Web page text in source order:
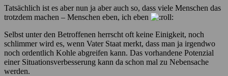
Tatsächlich ist es aber nun ja aber auch so, dass viele Menschen das
trotzdem machen – Menschen eben, ich eben
Selbst unter den Betroffenen herrscht oft keine Einigkeit, noch
schlimmer wird es, wenn Vater Staat merkt, dass man ja irgendwo
noch ordentlich Kohle abgreifen kann. Das vorhandene Potenzial
einer Situationsverbesserung kann da schon mal zu Nebensache
werden.